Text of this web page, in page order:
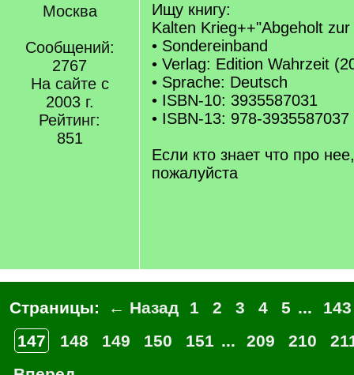
Москва
Сообщений:
2767
На сайте с
2003 г.
Рейтинг:
851
Ищу книгу:
Kalten Krieg++"Abgeholt
• Sondereinband
• Verlag: Edition Wahrzeit
• Sprache: Deutsch
• ISBN-10: 3935587031
• ISBN-13: 978-3935587037
Если кто знает что про
пожалуйста
Страницы: ← Назад 1 2 3 4 5 ...
143
147
148 149 150 151 ... 209 210